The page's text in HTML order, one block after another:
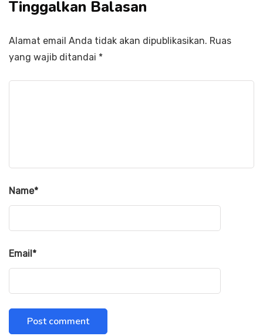
Tinggalkan Balasan
Alamat email Anda tidak akan dipublikasikan. Ruas
yang wajib ditandai *
Name*
Email*